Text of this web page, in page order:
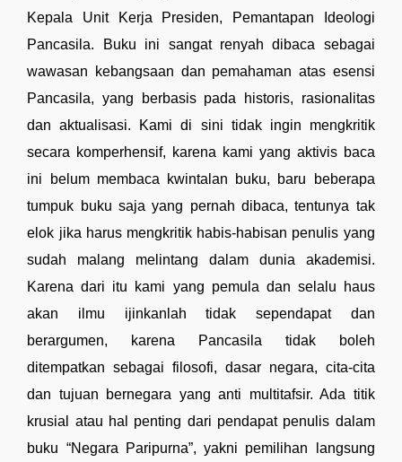
Kepala Unit Kerja Presiden, Pemantapan Ideologi
Pancasila. Buku ini sangat renyah dibaca sebagai
wawasan kebangsaan dan pemahaman atas esensi
Pancasila, yang berbasis pada historis, rasionalitas
dan aktualisasi. Kami di sini tidak ingin mengkritik
secara komperhensif, karena kami yang aktivis baca
ini belum membaca kwintalan buku, baru beberapa
tumpuk buku saja yang pernah dibaca, tentunya tak
elok jika harus mengkritik habis-habisan penulis yang
sudah malang melintang dalam dunia akademisi.
Karena dari itu kami yang pemula dan selalu haus
akan ilmu ijinkanlah tidak sependapat dan
berargumen, karena Pancasila tidak boleh
ditempatkan sebagai filosofi, dasar negara, cita-cita
dan tujuan bernegara yang anti multitafsir. Ada titik
krusial atau hal penting dari pendapat penulis dalam
buku “Negara Paripurna”, yakni pemilihan langsung